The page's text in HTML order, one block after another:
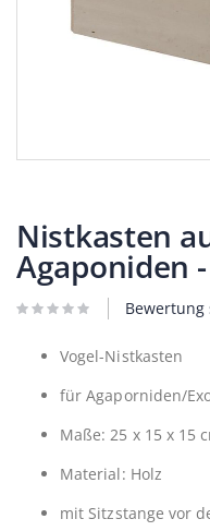
Anfang
der
Bildergalerie
springen
Nistkasten
Agaponiden
Bewertung
Vogel-Nistkasten
für Agaporniden/
Maße: 25 x 15 x 15
Material: Holz
mit Sitzstange vor